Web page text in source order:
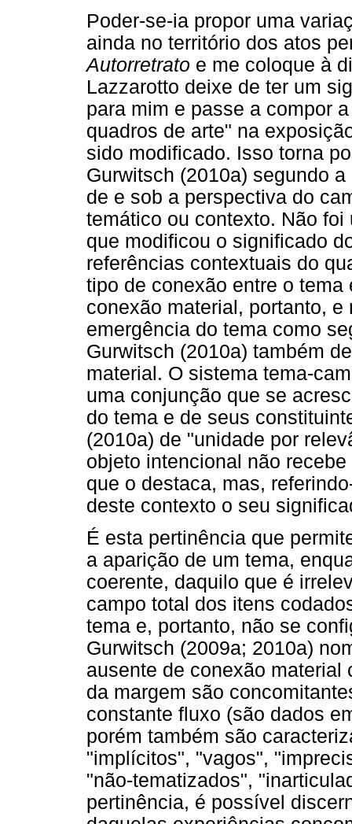
Poder-se-ia propor uma
ainda no território dos atos
Autorretrato e me coloque à
Lazzarotto deixe de ter um
para mim e passe a compor
quadros de arte" na
sido modificado. Isso torna
Gurwitsch (2010a) segundo
de e sob a perspectiva do
temático ou contexto. Não
que modificou o significado
referências contextuais do
tipo de conexão entre o
conexão material, portanto,
emergência do tema como
Gurwitsch (2010a) também
material. O sistema tema-
uma conjunção que se
do tema e de seus
(2010a) de "unidade por
objeto intencional não
que o destaca, mas,
deste contexto o seu
É esta pertinência que
a aparição de um tema,
coerente, daquilo que é
campo total dos itens
tema e, portanto, não se
Gurwitsch (2009a; 2010a)
ausente de conexão material
da margem são
constante fluxo (são dados
porém também são
"implícitos", "vagos",
"não-tematizados",
pertinência, é possível